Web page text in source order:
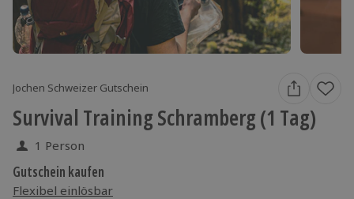
Jochen Schweizer Gutschein
Survival Training Schramberg (1 Tag)
1 Person
Gutschein kaufen
Flexibel einlösbar